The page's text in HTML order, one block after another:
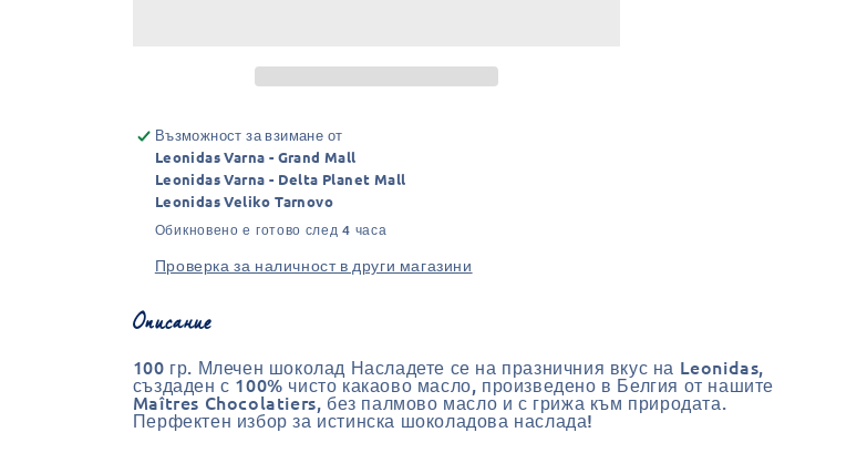
Възможност за взимане от
Leonidas Varna - Grand Mall
Leonidas Varna - Delta Planet Mall
Leonidas Veliko Tarnovo
Обикновено е готово след 4 часа
Проверка за наличност в други магазини
Описание
100 гр. Млечен шоколад Насладете се на празничния вкус на Leonidas,
създаден с 100% чисто какаово масло, произведено в Белгия от нашите
Maîtres Chocolatiers, без палмово масло и с грижа към природата.
Перфектен избор за истинска шоколадова наслада!